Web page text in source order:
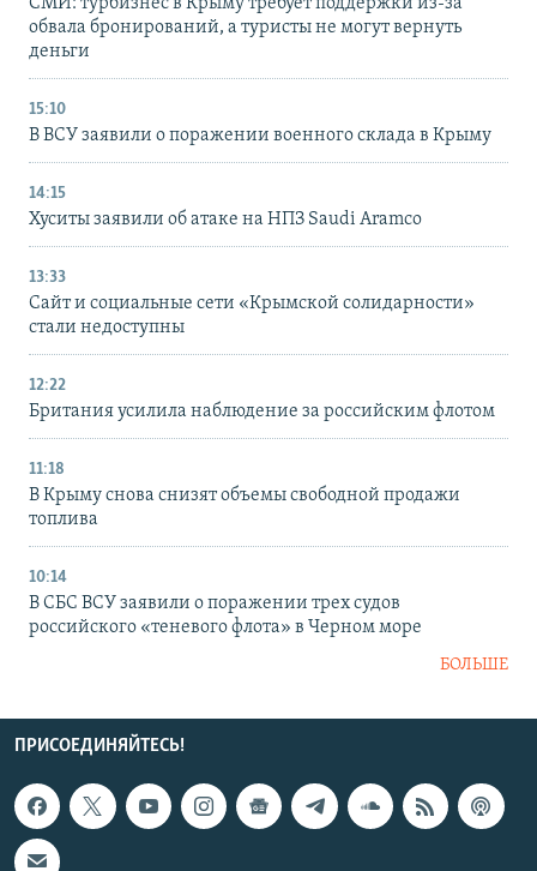
обвала бронирований, а туристы не могут вернуть
деньги
15:10
В ВСУ заявили о поражении военного склада в Крыму
14:15
Хуситы заявили об атаке на НПЗ Saudi Aramco
13:33
Сайт и социальные сети «Крымской солидарности»
стали недоступны
12:22
Британия усилила наблюдение за российским флотом
11:18
В Крыму снова снизят объемы свободной продажи
топлива
10:14
В СБС ВСУ заявили о поражении трех судов
российского «теневого флота» в Черном море
БОЛЬШЕ
ПРИСОЕДИНЯЙТЕСЬ!